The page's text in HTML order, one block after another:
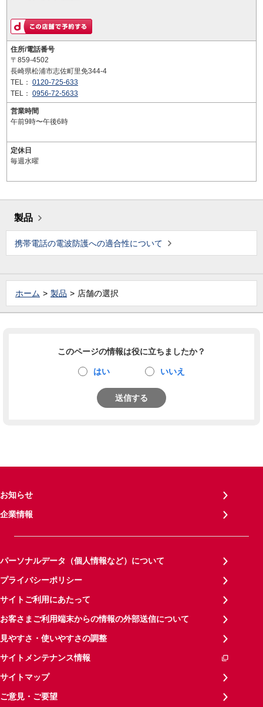
住所/電話番号
〒859-4502
長崎県松浦市志佐町里免344-4
TEL： 0120-725-633
TEL： 0956-72-5633
営業時間
午前9時〜午後6時
定休日
毎週水曜
製品
携帯電話の電波防護への適合性について
ホーム 製品 店舗の選択
このページの情報は役に立ちましたか？
はい いいえ
送信する
お知らせ
企業情報
パーソナルデータ（個人情報など）について
プライバシーポリシー
サイトご利用にあたって
お客さまご利用端末からの情報の外部送信について
見やすさ・使いやすさの調整
サイトメンテナンス情報
サイトマップ
ご意見・ご要望